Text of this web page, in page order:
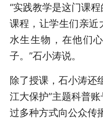
“实践教学是这门课
课程，让学生们亲近
水生生物，在他们
子。”石小涛说。
除了授课，石小涛还
江大保护”主题科普
过多种方式向公众传